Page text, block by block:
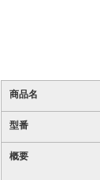
商品名
型番
概要